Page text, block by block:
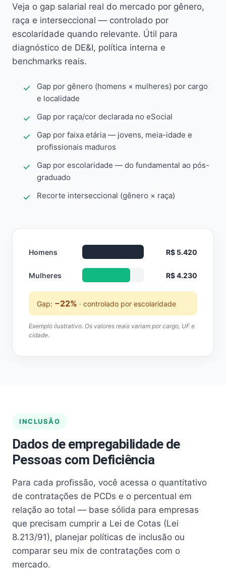
Veja o gap salarial real do mercado por gênero,
raça e interseccional — controlado por
escolaridade quando relevante. Útil para
diagnóstico de DE&I, política interna e
benchmarks reais.
Gap por gênero (homens × mulheres) por cargo
e localidade
Gap por raça/cor declarada no eSocial
Gap por faixa etária — jovens, meia-idade e
profissionais maduros
Gap por escolaridade — do fundamental ao pós-
graduado
Recorte interseccional (gênero × raça)
Homens R$ 5.420
Mulheres R$ 4.230
Gap: −22% · controlado por escolaridade
Exemplo ilustrativo. Os valores reais variam por cargo, UF e
cidade.
INCLUSÃO
Dados de empregabilidade de
Pessoas com Deficiência
Para cada profissão, você acessa o quantitativo
de contratações de PCDs e o percentual em
relação ao total — base sólida para empresas
que precisam cumprir a Lei de Cotas (Lei
8.213/91), planejar políticas de inclusão ou
comparar seu mix de contratações com o
mercado.